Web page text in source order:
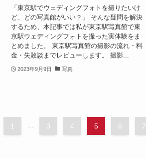
「東京駅でウェディングフォトを撮りたいけ
ど、どの写真館がいい？」 そんな疑問を解決
するため、本記事では私が東京駅写真館で東
京駅ウェディングフォトを撮った実体験をま
とめました。 東京駅写真館の撮影の流れ・料
金・失敗談までレビューします。 撮影...
2023年9月9日 写真
1 3 4 5 6 7